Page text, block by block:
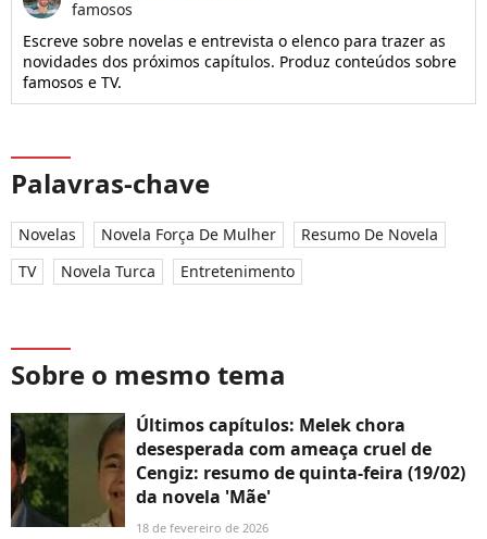
famosos
Escreve sobre novelas e entrevista o elenco para trazer as
novidades dos próximos capítulos. Produz conteúdos sobre
famosos e TV.
Palavras-chave
Novelas Novela Força De Mulher
Resumo De Novela
TV
Novela Turca Entretenimento
Sobre o mesmo tema
Últimos capítulos: Melek chora
desesperada com ameaça cruel de
Cengiz: resumo de quinta-feira (19/02)
da novela 'Mãe'
18 de fevereiro de 2026